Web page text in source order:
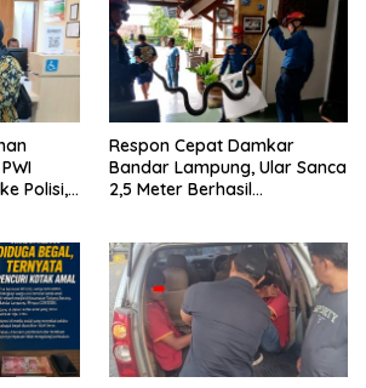
Polisi,
Respon Cepat Damkar
Bandar Lampung, Ular Sanca
2,5 Meter Berhasil